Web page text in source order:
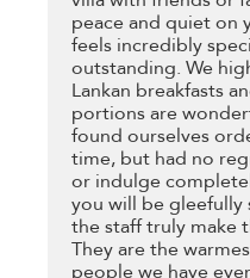
peace and quiet
feels incredibly
outstanding. We
Lankan breakfasts
portions are
found ourselves
time, but had no
or indulge
you will be
the staff truly make
They are the
people we have